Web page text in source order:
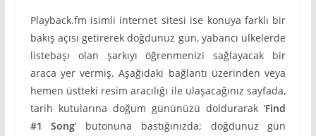
Playback.fm isimli internet sitesi ise konuya farklı bir
bakış açısı getirerek doğdunuz gün, yabancı ülkelerde
listebaşı olan şarkıyı öğrenmenizi sağlayacak bir
araca yer vermiş. Aşağıdaki bağlantı üzerinden veya
hemen üstteki resim aracılığı ile ulaşacağınız sayfada,
tarih kutularına doğum gününüzü doldurarak ‘Find
#1 Song‘ butonuna bastığınızda; doğdunuz gün